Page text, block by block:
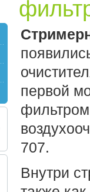
первой
707.
Внутри